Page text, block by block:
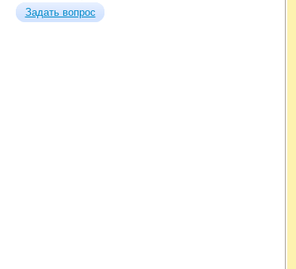
Задать вопрос